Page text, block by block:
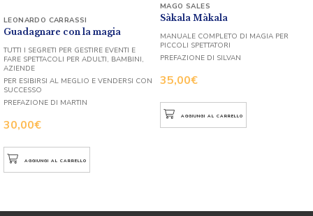
Guadagnare con la magia
30,00€
LEONARDO CARRASSI
TUTTI I SEGRETI PER GESTIRE EVENTI E
FARE SPETTACOLI PER ADULTI, BAMBINI,
AZIENDE
PER ESIBIRSI AL MEGLIO E VENDERSI CON
SUCCESSO
PREFAZIONE DI MARTIN
AGGIUNGI AL CARRELLO
Sàkala Màkala
35,00€
MAGO SALES
MANUALE COMPLETO DI MAGIA PER
PICCOLI SPETTATORI
PREFAZIONE DI SILVAN
AGGIUNGI AL CARRELLO